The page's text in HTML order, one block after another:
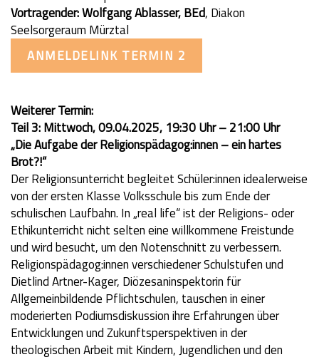
Vortragender: Wolfgang Ablasser, BEd, Diakon
Seelsorgeraum Mürztal
ANMELDELINK TERMIN 2
Weiterer Termin:
Teil 3: Mittwoch, 09.04.2025, 19:30 Uhr – 21:00 Uhr
„Die Aufgabe der Religionspädagog:innen – ein hartes
Brot?!“
Der Religionsunterricht begleitet Schüler:innen idealerweise
von der ersten Klasse Volksschule bis zum Ende der
schulischen Laufbahn. In „real life“ ist der Religions- oder
Ethikunterricht nicht selten eine willkommene Freistunde
und wird besucht, um den Notenschnitt zu verbessern.
Religionspädagog:innen verschiedener Schulstufen und
Dietlind Artner-Kager, Diözesaninspektorin für
Allgemeinbildende Pflichtschulen, tauschen in einer
moderierten Podiumsdiskussion ihre Erfahrungen über
Entwicklungen und Zukunftsperspektiven in der
theologischen Arbeit mit Kindern, Jugendlichen und den